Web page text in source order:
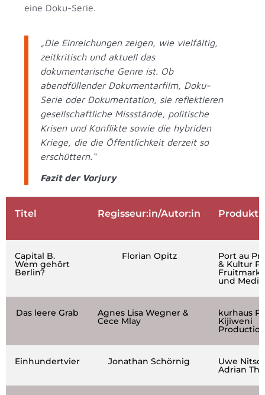
eine Doku-Serie.
„Die Einreichungen zeigen, wie vielfältig,
zeitkritisch und aktuell das
dokumentarische Genre ist. Ob
abendfüllender Dokumentarfilm, Doku-
Serie oder Dokumentation, sie reflektieren
gesellschaftliche Missstände, politische
Krisen und Konflikte sowie die hybriden
Kriege, die die Öffentlichkeit derzeit so
erschüttern.“
Fazit der Vorjury
Titel Regisseur:in/Autor:in
Capital B.
Wem gehört
Berlin?
Florian Opitz Port au
& Kultur
und
Das leere Grab Agnes Lisa Wegner &
Cece Mlay
kurhaus
Kijiweni
Einhundertvier Jonathan Schörnig Uwe
Adrian